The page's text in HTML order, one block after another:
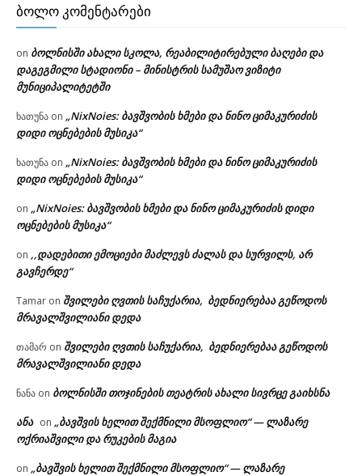
ᲑᲝᲚᲝ ᲙᲝᲛᲔᲜᲢᲐᲠᲔᲑᲘ
on ბოლნისში ახალი სკოლა, რეაბილიტირებული ბაღები და
დაგეგმილი სტადიონი – მინისტრის სამუშაო ვიზიტი
მუნიციპალიტეტში
ხათუნა on „NixNoies: ბავშვობის ხმები და ნინო ციმაკურიძის
დიდი ოცნებების მუსიკა“
ხათუნა on „NixNoies: ბავშვობის ხმები და ნინო ციმაკურიძის
დიდი ოცნებების მუსიკა“
on „NixNoies: ბავშვობის ხმები და ნინო ციმაკურიძის დიდი
ოცნებების მუსიკა“
on ,,დადებითი ემოციები მაძლევს ძალას და სურვილს, არ
გავჩერდე“
Tamar on შვილები ღვთის საჩუქარია, ბედნიერებაა გეწოდოს
მრავალშვილიანი დედა
თამარ on შვილები ღვთის საჩუქარია, ბედნიერებაა გეწოდოს
მრავალშვილიანი დედა
ნანა on ბოლნისში თოჯინების თეატრის ახალი სივრცე გაიხსნა
ანა on „ბავშვის ხელით შექმნილი მსოფლიო“ — ლაზარე
ოქრიაშვილი და რუკების მაგია
on „ბავშვის ხელით შექმნილი მსოფლიო“ — ლაზარე